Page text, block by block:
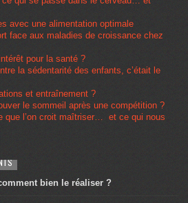
avec une alimentation optimale
face aux maladies de croissance chez
pour la santé ?
la sédentarité des enfants, c’était le
et entraînement ?
le sommeil après une compétition ?
que l’on croit maîtriser… et ce qui nous
bien le réaliser ?